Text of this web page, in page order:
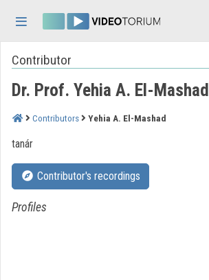
Home
Log In
Discovery
Categories
Playlists
Organizations
Contributor
Dr. Prof. Yehia A. El-Mashad
Contributors Yehia A. El-Mashad
tanár
Contributor's recordings
Profiles